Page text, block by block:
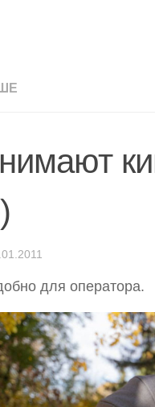
для оператора.